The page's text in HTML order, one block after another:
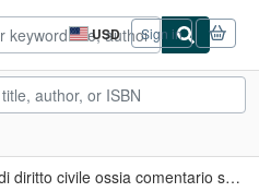
USD
Site
shopping
preferences
Sign in
Manuale di diritto civile ossia comentario sul codice civile. ...